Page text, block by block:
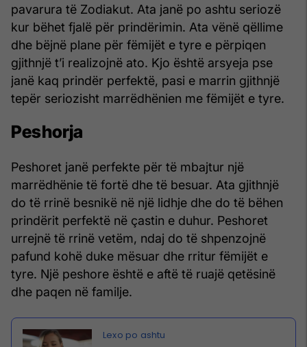
pavarura të Zodiakut. Ata janë po ashtu seriozë
kur bëhet fjalë për prindërimin. Ata vënë qëllime
dhe bëjnë plane për fëmijët e tyre e përpiqen
gjithnjë t’i realizojnë ato. Kjo është arsyeja pse
janë kaq prindër perfektë, pasi e marrin gjithnjë
tepër seriozisht marrëdhënien me fëmijët e tyre.
Peshorja
Peshoret janë perfekte për të mbajtur një
marrëdhënie të fortë dhe të besuar. Ata gjithnjë
do të rrinë besnikë në një lidhje dhe do të bëhen
prindërit perfektë në çastin e duhur. Peshoret
urrejnë të rrinë vetëm, ndaj do të shpenzojnë
pafund kohë duke mësuar dhe rritur fëmijët e
tyre. Një peshore është e aftë të ruajë qetësinë
dhe paqen në familje.